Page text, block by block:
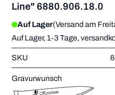
Line" 6880.906.18.0
Auf Lager(Versand am
Auf Lager, 1-3 Tage,
SKU
Gravurwunsch